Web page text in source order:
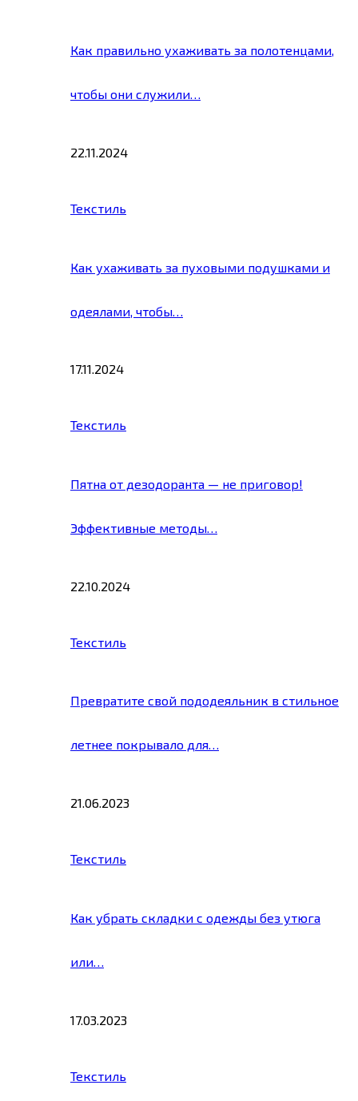
Как правильно ухаживать за полотенцами,
чтобы они служили…
22.11.2024
Текстиль
Как ухаживать за пуховыми подушками и
одеялами, чтобы…
17.11.2024
Текстиль
Пятна от дезодоранта — не приговор!
Эффективные методы…
22.10.2024
Текстиль
Превратите свой пододеяльник в стильное
летнее покрывало для…
21.06.2023
Текстиль
Как убрать складки с одежды без утюга
или…
17.03.2023
Текстиль